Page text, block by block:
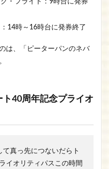
・フライト：9時台に発券
14時～16時台に発券終了
は、「ピーターパンのネバ
40周年記念プライオ
真っ先につないだらト
イオリティパスこの時間